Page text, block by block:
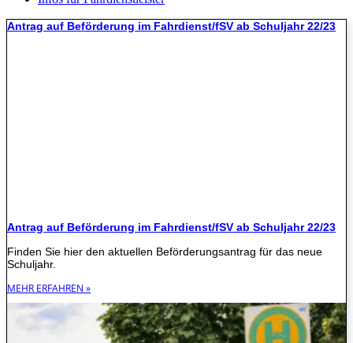
Antrag auf Beförderung im Fahrdienst/fSV ab Schuljahr 22/23
Antrag auf Beförderung im Fahrdienst/fSV ab Schuljahr 22/23
Finden Sie hier den aktuellen Beförderungsantrag für das neue
Schuljahr.
MEHR ERFAHREN »